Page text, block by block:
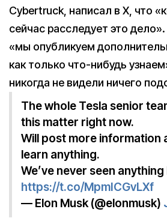
Cybertruck, написал в X, что
сейчас расследует это
«мы опубликуем
как только что-нибудь
никогда не видели ничего
The whole Tesla senior
this matter right now.
Will post more information
learn anything.
We’ve never seen anything
https://t.co/MpmICGvLXf
— Elon Musk (@elonmusk)